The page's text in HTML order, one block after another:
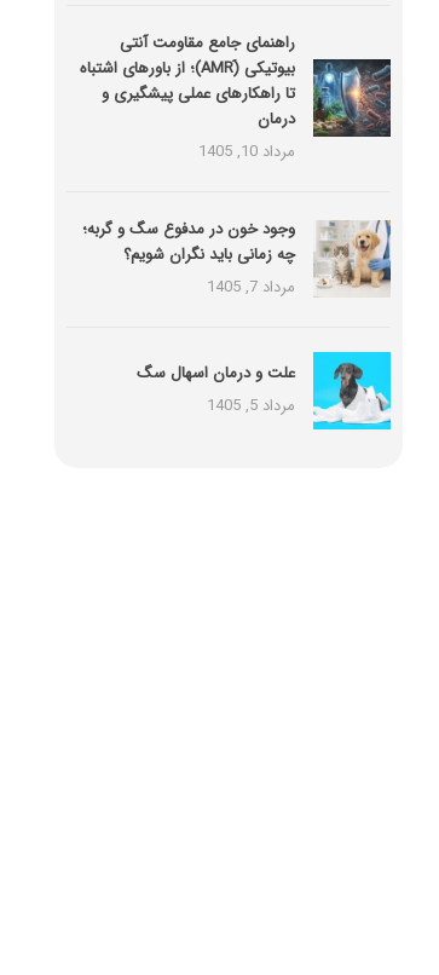
راهنمای جامع مقاومت آنتی
بیوتیکی (َAMR)؛ از باورهای اشتباه
تا راهکارهای عملی پیشگیری و
درمان
مرداد 10, 1405
وجود خون در مدفوع سگ و گربه؛
چه زمانی باید نگران شویم؟
مرداد 7, 1405
علت و درمان اسهال سگ
مرداد 5, 1405